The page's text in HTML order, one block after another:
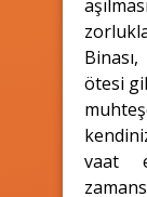
ötesi
vaat